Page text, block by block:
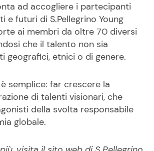
ad accogliere i partecipanti
e futuri di S.Pellegrino Young
ai membri da oltre 70 diversi
che il talento non sia
geografici, etnici o di genere.
semplice: far crescere la
di talenti visionari, che
della svolta responsabile
globale.